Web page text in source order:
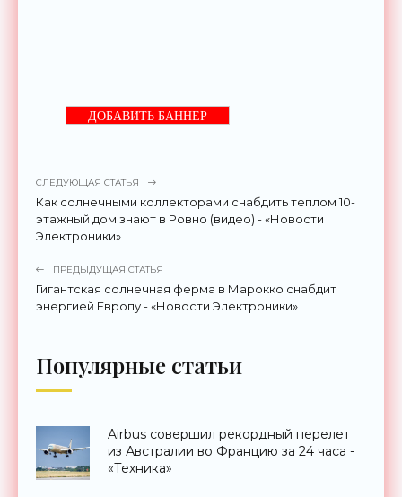
ДОБАВИТЬ БАННЕР
СЛЕДУЮЩАЯ СТАТЬЯ
Как солнечными коллекторами снабдить теплом 10-
этажный дом знают в Ровно (видео) - «Новости
Электроники»
ПРЕДЫДУЩАЯ СТАТЬЯ
Гигантская солнечная ферма в Марокко снабдит
энергией Европу - «Новости Электроники»
Популярные статьи
Airbus совершил рекордный перелет
из Австралии во Францию за 24 часа -
«Техника»